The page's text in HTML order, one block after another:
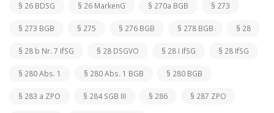
§ 26 BDSG § 26 MarkenG § 270a BGB § 273
§ 273 BGB § 275 § 276 BGB § 278 BGB § 28
§ 28 b Nr. 7 IfSG § 28 DSGVO § 28 I IfSG § 28 IfSG
§ 280 Abs. 1 § 280 Abs. 1 BGB § 280 BGB
§ 283 a ZPO § 284 SGB III § 286 § 287 ZPO